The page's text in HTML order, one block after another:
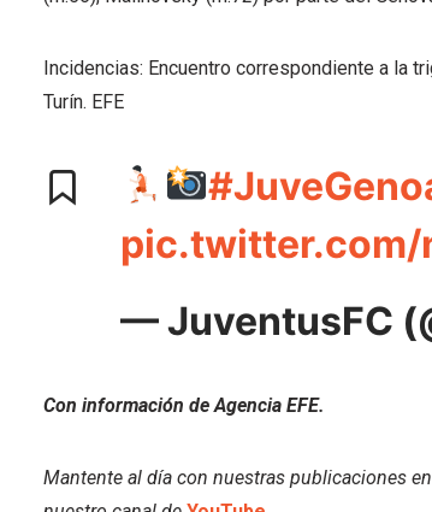
Incidencias: Encuentro correspondiente a la
Turín. EFE
pic.twitter.com/
— JuventusFC
Con información de Agencia EFE.
Mantente al día con nuestras publicaciones